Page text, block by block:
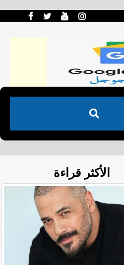
الأكثر قراءة